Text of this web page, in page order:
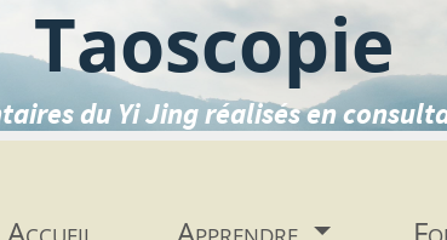
Taoscopie
du Yi Jing réalisés en
Accueil Apprendre